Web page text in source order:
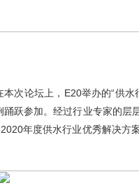
本次论坛上， E20举办的“供水
踊跃参加。经过行业专家的层
年度供水行业优秀解决方